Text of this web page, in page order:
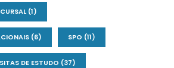
(1)
(6) SPO (11)
DE ESTUDO (37)